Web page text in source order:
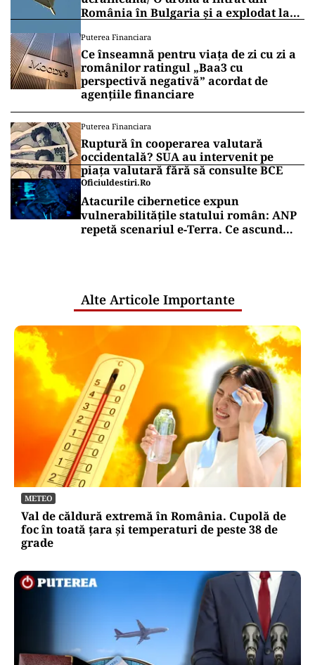
România în Bulgaria şi a explodat la
Puterea Financiara
Ce înseamnă pentru viața de zi cu zi a
românilor ratingul „Baa3 cu
perspectivă negativă” acordat de
agențiile financiare
Puterea Financiara
Ruptură în cooperarea valutară
occidentală? SUA au intervenit pe
piața valutară fără să consulte BCE
Oficiuldestiri.ro
Atacurile cibernetice expun
vulnerabilitățile statului român: ANP
repetă scenariul e‑Terra. Ce ascund
Alte Articole Importante
METEO
Val de căldură extremă în România. Cupolă de
foc în toată țara și temperaturi de peste 38 de
grade